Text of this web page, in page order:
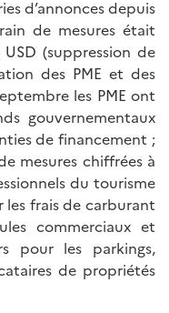
d’annonces depuis
de mesures était
(suppression de
des PME et des
les PME ont
gouvernementaux
de financement ;
mesures chiffrées à
du tourisme
frais de carburant
commerciaux et
pour les parkings,
de propriétés